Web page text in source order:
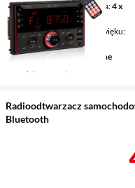
Maksymalna moc wyjściowa 4 x
60 W
Standardy odtwarzania dźwięku
MP3, WAV, WMA
Podświetlane klawisze
różne
Radioodtwarzacz
Bluetooth